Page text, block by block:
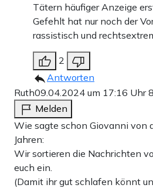
Tätern häufiger Anzeige
Gefehlt hat nur noch der
rassistisch und
2
Antworten
Ruth09.04.2024 um 17:16 Uhr
Melden
Wie sagte schon Giovanni von
Jahren:
Wir sortieren die Nachrichten
euch ein.
(Damit ihr gut schlafen könnt